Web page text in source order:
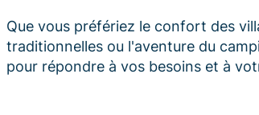
Que vous préfériez le confort des
traditionnelles ou l'aventure du
pour répondre à vos besoins et à